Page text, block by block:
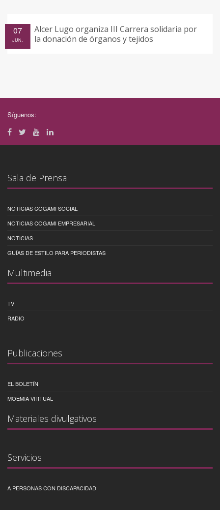
Alcer Lugo organiza III Carrera solidaria por
la donación de órganos y tejidos
07
JUN.
Síguenos:
Sala de Prensa
NOTICIAS COGAMI SOCIAL
NOTICIAS COGAMI EMPRESARIAL
NOTICIAS
GUÍAS DE ESTILO PARA PERIODISTAS
Multimedia
TV
RADIO
Publicaciones
EL BOLETÍN
MOEMIA VIRTUAL
Materiales divulgativos
Servicios
A PERSONAS CON DISCAPACIDAD